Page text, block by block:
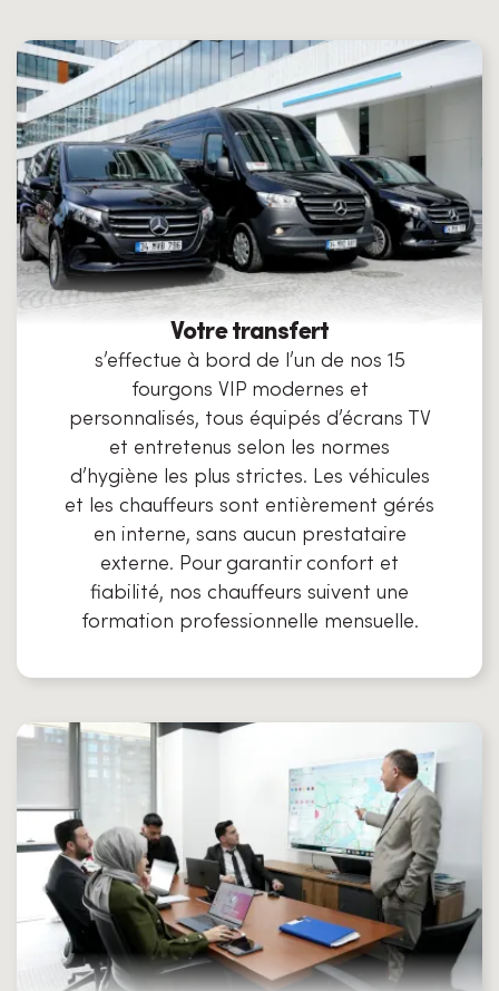
Votre transfert
s’effectue à bord de l’un de nos 15
fourgons VIP modernes et
personnalisés, tous équipés d’écrans TV
et entretenus selon les normes
d’hygiène les plus strictes. Les véhicules
et les chauffeurs sont entièrement gérés
en interne, sans aucun prestataire
externe. Pour garantir confort et
fiabilité, nos chauffeurs suivent une
formation professionnelle mensuelle.